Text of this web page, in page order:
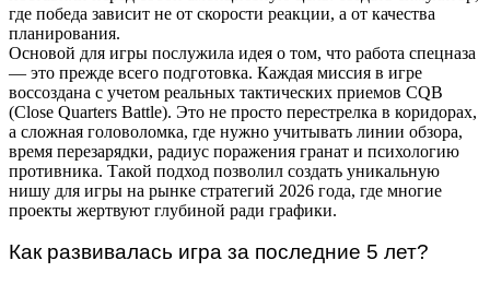
где победа зависит не от скорости реакции, а от качества
планирования.
Основой для игры послужила идея о том, что работа спецназа
— это прежде всего подготовка. Каждая миссия в игре
воссоздана с учетом реальных тактических приемов CQB
(Close Quarters Battle). Это не просто перестрелка в коридорах,
а сложная головоломка, где нужно учитывать линии обзора,
время перезарядки, радиус поражения гранат и психологию
противника. Такой подход позволил создать уникальную
нишу для игры на рынке стратегий 2026 года, где многие
проекты жертвуют глубиной ради графики.
Как развивалась игра за последние 5 лет?